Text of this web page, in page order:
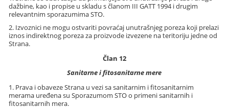
dažbine, kao i propise u skladu s članom III GATT 1994 i drugim
relevantnim sporazumima STO.
2. Izvoznici ne mogu ostvariti povraćaj unutrašnjeg poreza koji prelazi
iznos indirektnog poreza za proizvode izvezene na teritoriju jedne od
Strana.
Član 12
Sanitarne i fitosanitarne mere
1. Prava i obaveze Strana u vezi sa sanitarnim i fitosanitarnim
merama uređena su Sporazumom STO o primeni sanitarnih i
fitosanitarnih mera.